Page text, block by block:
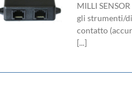
MILLI
gli strumenti/
contatto
[...]